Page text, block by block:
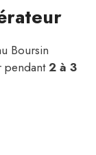
Boursin
pendant2 à 3